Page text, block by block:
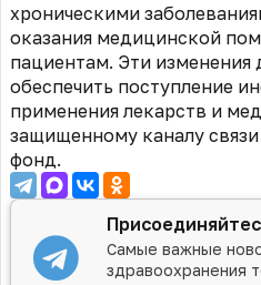
хроническими
оказания медицинской
пациентам. Эти изменения
обеспечить поступление
применения лекарств и
защищенному каналу
фонд.
Самые важные
здравоохранения